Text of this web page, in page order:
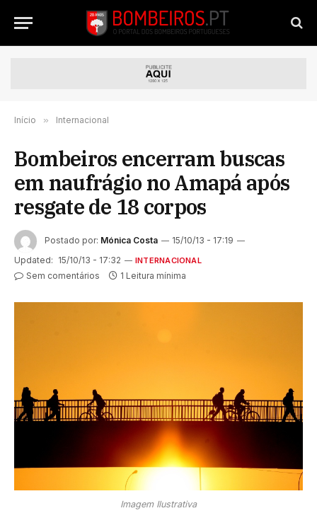
Início » Internacional
Bombeiros encerram buscas
em naufrágio no Amapá após
resgate de 18 corpos
Postado por: Mónica Costa
15/10/13 - 17:19
Updated: 15/10/13 - 17:32 INTERNACIONAL
Sem comentários 1 Leitura mínima
Imagem Ilustrativa